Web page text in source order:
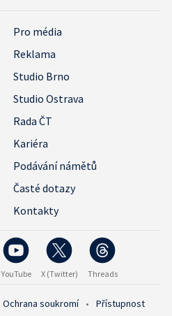
Pro média
Reklama
Studio Brno
Studio Ostrava
Rada ČT
Kariéra
Podávání námětů
Časté dotazy
Kontakty
YouTube X (Twitter) Threads
Ochrana soukromí • Přístupnost